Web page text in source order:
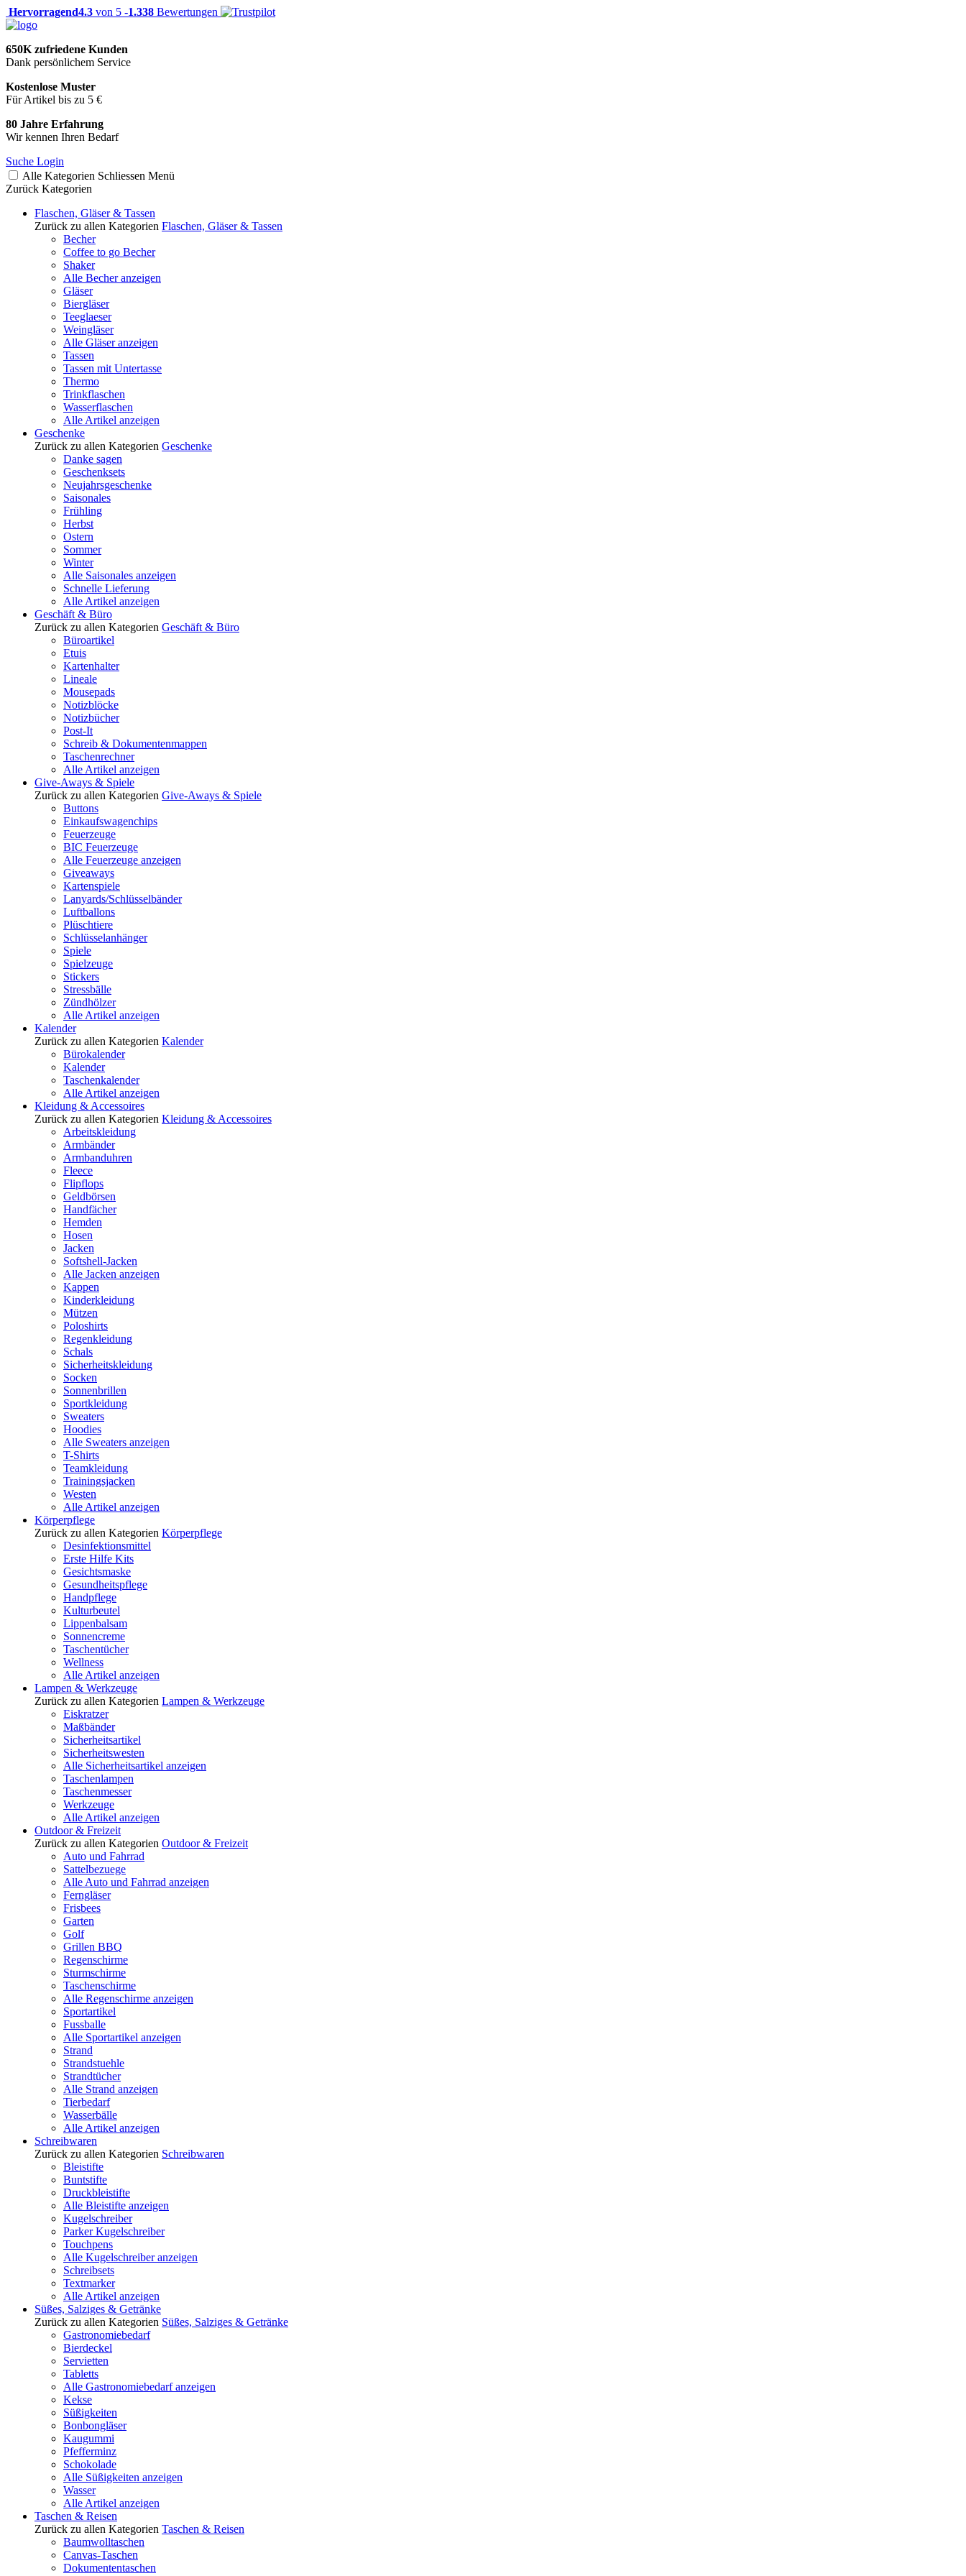
Hervorragend4.3 von 5 -1.338 Bewertungen
650K zufriedene Kunden
Dank persönlichem Service
Kostenlose Muster
Für Artikel bis zu 5 €
80 Jahre Erfahrung
Wir kennen Ihren Bedarf
Suche Login
Alle Kategorien Schliessen Menü
Zurück Kategorien
Flaschen, Gläser & Tassen
Zurück zu allen Kategorien Flaschen, Gläser & Tassen
Becher
Coffee to go Becher
Shaker
Alle Becher anzeigen
Gläser
Biergläser
Teeglaeser
Weingläser
Alle Gläser anzeigen
Tassen
Tassen mit Untertasse
Thermo
Trinkflaschen
Wasserflaschen
Alle Artikel anzeigen
Geschenke
Zurück zu allen Kategorien Geschenke
Danke sagen
Geschenksets
Neujahrsgeschenke
Saisonales
Frühling
Herbst
Ostern
Sommer
Winter
Alle Saisonales anzeigen
Schnelle Lieferung
Alle Artikel anzeigen
Geschäft & Büro
Zurück zu allen Kategorien Geschäft & Büro
Büroartikel
Etuis
Kartenhalter
Lineale
Mousepads
Notizblöcke
Notizbücher
Post-It
Schreib & Dokumentenmappen
Taschenrechner
Alle Artikel anzeigen
Give-Aways & Spiele
Zurück zu allen Kategorien Give-Aways & Spiele
Buttons
Einkaufswagenchips
Feuerzeuge
BIC Feuerzeuge
Alle Feuerzeuge anzeigen
Giveaways
Kartenspiele
Lanyards/Schlüsselbänder
Luftballons
Plüschtiere
Schlüsselanhänger
Spiele
Spielzeuge
Stickers
Stressbälle
Zündhölzer
Alle Artikel anzeigen
Kalender
Zurück zu allen Kategorien Kalender
Bürokalender
Kalender
Taschenkalender
Alle Artikel anzeigen
Kleidung & Accessoires
Zurück zu allen Kategorien Kleidung & Accessoires
Arbeitskleidung
Armbänder
Armbanduhren
Fleece
Flipflops
Geldbörsen
Handfächer
Hemden
Hosen
Jacken
Softshell-Jacken
Alle Jacken anzeigen
Kappen
Kinderkleidung
Mützen
Poloshirts
Regenkleidung
Schals
Sicherheitskleidung
Socken
Sonnenbrillen
Sportkleidung
Sweaters
Hoodies
Alle Sweaters anzeigen
T-Shirts
Teamkleidung
Trainingsjacken
Westen
Alle Artikel anzeigen
Körperpflege
Zurück zu allen Kategorien Körperpflege
Desinfektionsmittel
Erste Hilfe Kits
Gesichtsmaske
Gesundheitspflege
Handpflege
Kulturbeutel
Lippenbalsam
Sonnencreme
Taschentücher
Wellness
Alle Artikel anzeigen
Lampen & Werkzeuge
Zurück zu allen Kategorien Lampen & Werkzeuge
Eiskratzer
Maßbänder
Sicherheitsartikel
Sicherheitswesten
Alle Sicherheitsartikel anzeigen
Taschenlampen
Taschenmesser
Werkzeuge
Alle Artikel anzeigen
Outdoor & Freizeit
Zurück zu allen Kategorien Outdoor & Freizeit
Auto und Fahrrad
Sattelbezuege
Alle Auto und Fahrrad anzeigen
Ferngläser
Frisbees
Garten
Golf
Grillen BBQ
Regenschirme
Sturmschirme
Taschenschirme
Alle Regenschirme anzeigen
Sportartikel
Fussballe
Alle Sportartikel anzeigen
Strand
Strandstuehle
Strandtücher
Alle Strand anzeigen
Tierbedarf
Wasserbälle
Alle Artikel anzeigen
Schreibwaren
Zurück zu allen Kategorien Schreibwaren
Bleistifte
Buntstifte
Druckbleistifte
Alle Bleistifte anzeigen
Kugelschreiber
Parker Kugelschreiber
Touchpens
Alle Kugelschreiber anzeigen
Schreibsets
Textmarker
Alle Artikel anzeigen
Süßes, Salziges & Getränke
Zurück zu allen Kategorien Süßes, Salziges & Getränke
Gastronomiebedarf
Bierdeckel
Servietten
Tabletts
Alle Gastronomiebedarf anzeigen
Kekse
Süßigkeiten
Bonbongläser
Kaugummi
Pfefferminz
Schokolade
Alle Süßigkeiten anzeigen
Wasser
Alle Artikel anzeigen
Taschen & Reisen
Zurück zu allen Kategorien Taschen & Reisen
Baumwolltaschen
Canvas-Taschen
Dokumententaschen